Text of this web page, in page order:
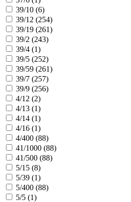
39/10 (6)
39/12 (254)
39/19 (261)
39/2 (243)
39/4 (1)
39/5 (252)
39/59 (261)
39/7 (257)
39/9 (256)
4/12 (2)
4/13 (1)
4/14 (1)
4/16 (1)
4/400 (88)
41/1000 (88)
41/500 (88)
5/15 (8)
5/39 (1)
5/400 (88)
5/5 (1)